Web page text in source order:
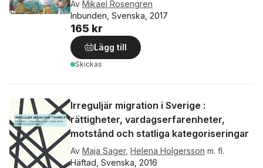
Av Mikael Rosengren
Inbunden, Svenska, 2017
165 kr
Lägg till
Skickas
Irreguljär migration i Sverige :
rättigheter, vardagserfarenheter,
motstånd och statliga kategoriseringar
Av Maja Sager, Helena Holgersson m. fl.
Häftad, Svenska, 2016